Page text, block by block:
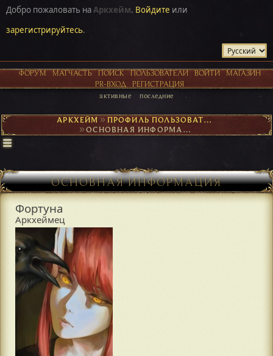
Добро пожаловать наАркхейм. Войдите или
зарегистрируйтесь.
ФОРУМ МАТЧАСТЬ ПОИСК ПОЛЬЗОВАТЕЛИ ВОЙТИ
МАГАЗИН
PR-ВХОД
РЕГИСТРАЦИЯ
активные последние
АРКХЕЙМ► ПРОФИЛЬ ПОЛЬЗОВАТЕЛЯ ФОРТУНА
► ОСНОВНАЯ ИНФОРМАЦИЯ
ОСНОВНАЯ ИНФОРМАЦИЯ
Фортуна
Аркхеймец